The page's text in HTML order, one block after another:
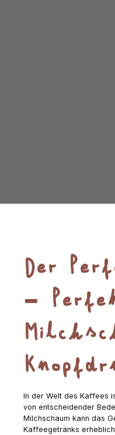
Der
-
In der Welt des Kaffees
von entscheidender
Milchschaum kann das
Kaffeegetränks